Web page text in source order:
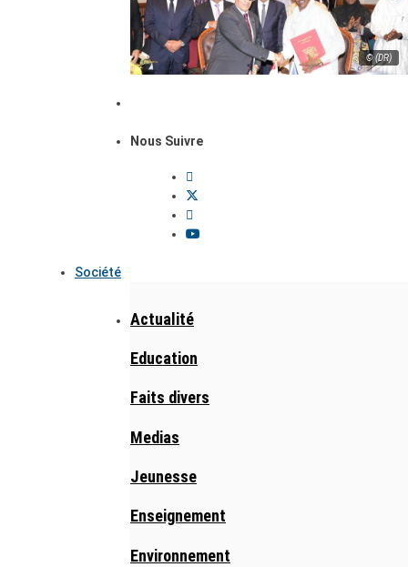
© (DR)
Nous Suivre
Société
Actualité
Education
Faits divers
Medias
Jeunesse
Enseignement
Environnement